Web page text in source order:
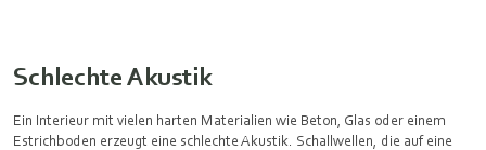
Schlechte Akustik
Ein Interieur mit vielen harten Materialien wie Beton, Glas oder einem
Estrichboden erzeugt eine schlechte Akustik. Schallwellen, die auf eine